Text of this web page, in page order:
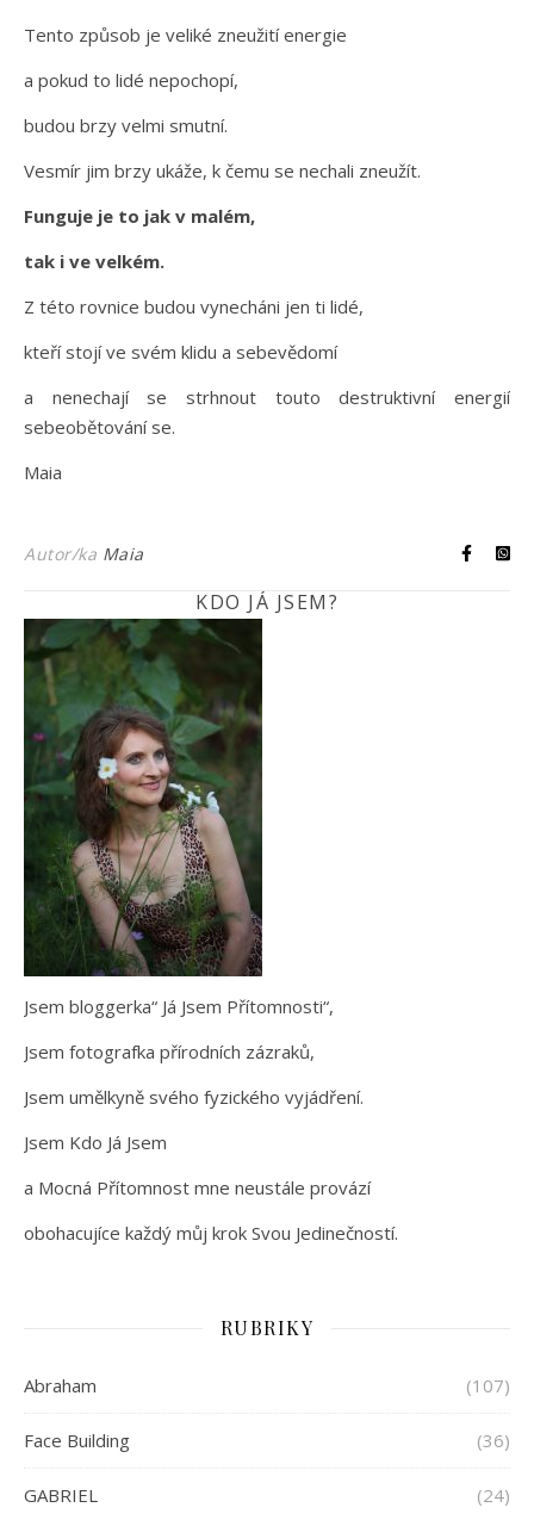
Tento způsob je veliké zneužití energie
a pokud to lidé nepochopí,
budou brzy velmi smutní.
Vesmír jim brzy ukáže, k čemu se nechali zneužít.
Funguje je to jak v malém,
tak i ve velkém.
Z této rovnice budou vynecháni jen ti lidé,
kteří stojí ve svém klidu a sebevědomí
a nenechají se strhnout touto destruktivní energií
sebeobětování se.
Maia
Autor/ka Maia
KDO JÁ JSEM?
Jsem bloggerka“ Já Jsem Přítomnosti“,
Jsem fotografka přírodních zázraků,
Jsem umělkyně svého fyzického vyjádření.
Jsem Kdo Já Jsem
a Mocná Přítomnost mne neustále provází
obohacujíce každý můj krok Svou Jedinečností.
RUBRIKY
Abraham (107)
Face Building (36)
GABRIEL (24)